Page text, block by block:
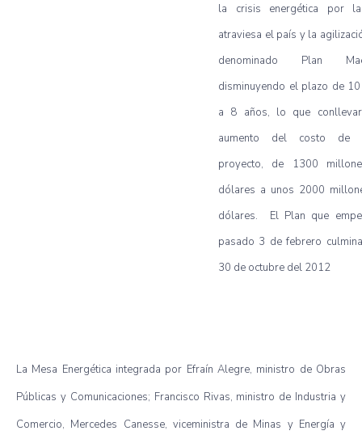
la crisis energética por
atraviesa el país y la
denominado Plan
disminuyendo el plazo de
a 8 años, lo que
aumento del costo de
proyecto, de 1300
dólares a unos 2000
dólares. El Plan que
pasado 3 de febrero
30 de octubre del 2012
La Mesa Energética integrada por Efraín Alegre, ministro de Obras
Públicas y Comunicaciones; Francisco Rivas, ministro de Industria y
Comercio, Mercedes Canesse, viceministra de Minas y Energía y